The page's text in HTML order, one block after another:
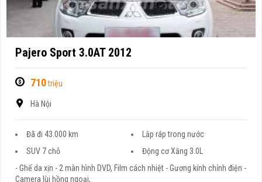
Pajero Sport 3.0AT 2012
710triệu
Hà Nội
Đã đi 43.000 km
Lắp ráp trong nước
SUV 7 chỗ
Động cơ Xăng 3.0L
- Ghế da xịn - 2 màn hình DVD, Film cách nhiệt - Gương kính chỉnh điện -
Camera lùi hồng ngoại,